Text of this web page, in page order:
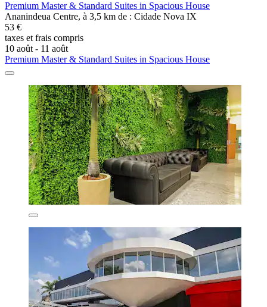
Premium Master & Standard Suites in Spacious House
Ananindeua Centre, à 3,5 km de : Cidade Nova IX
53 €
taxes et frais compris
10 août - 11 août
Premium Master & Standard Suites in Spacious House